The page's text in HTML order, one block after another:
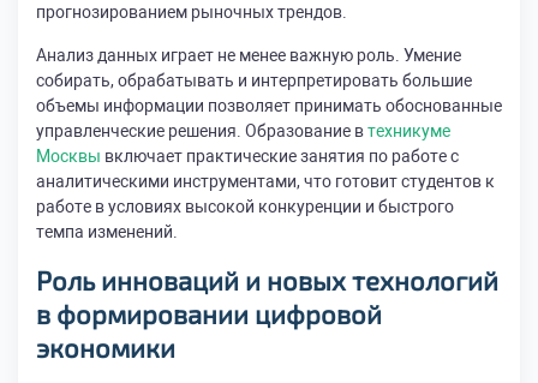
прогнозированием рыночных трендов.
Анализ данных играет не менее важную роль. Умение
собирать, обрабатывать и интерпретировать большие
объемы информации позволяет принимать обоснованные
управленческие решения. Образование втехникуме
Москвы включает практические занятия по работе с
аналитическими инструментами, что готовит студентов к
работе в условиях высокой конкуренции и быстрого
темпа изменений.
Роль инноваций и новых технологий
в формировании цифровой
экономики